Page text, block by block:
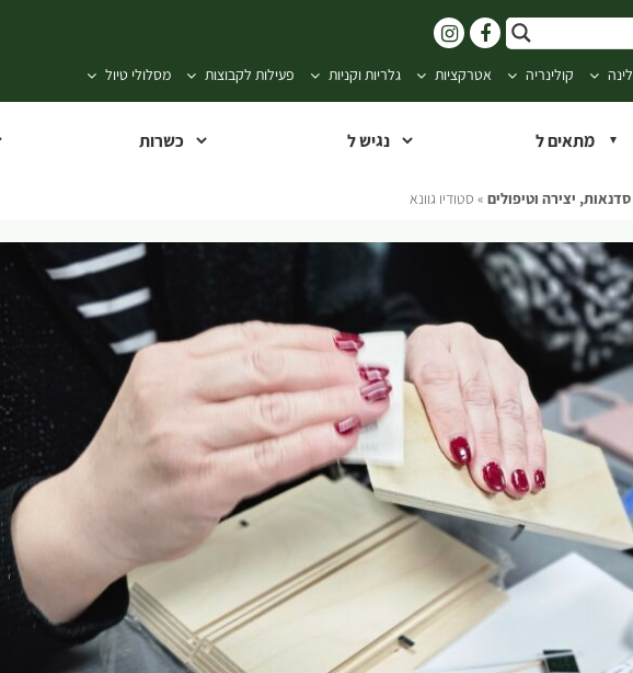
לינה קולינריה אטרקציות גלריות וקניות פעילות לקבוצות מסלולי טיול
סדנאות, יצירה וטיפולים » סטודיו גוונא